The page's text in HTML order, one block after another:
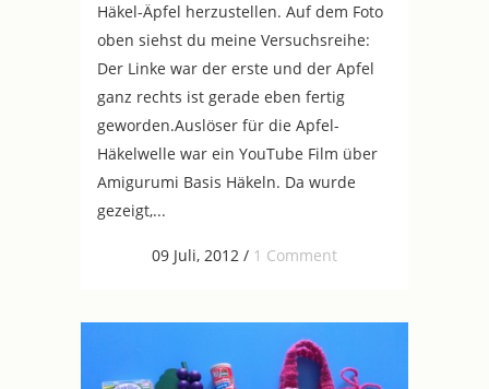
Häkel-Äpfel herzustellen. Auf dem Foto
oben siehst du meine Versuchsreihe:
Der Linke war der erste und der Apfel
ganz rechts ist gerade eben fertig
geworden.Auslöser für die Apfel-
Häkelwelle war ein YouTube Film über
Amigurumi Basis Häkeln. Da wurde
gezeigt,...
09 Juli, 2012 / 1 Comment